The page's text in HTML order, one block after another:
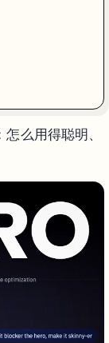
么用得聪明、